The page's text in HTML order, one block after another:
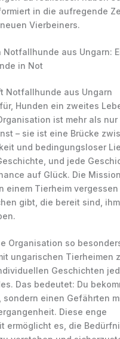
in die aufregende
Vierbeiners.
Notfallhunde aus Ungarn:
in Not
Notfallhunde aus Ungarn
Hunden ein zweites
ist mehr als nur
– sie ist eine Brücke
und bedingungsloser
und jede
auf Glück. Die
einem Tierheim vergessen
gibt, die bereit sind,
Organisation so
ungarischen Tierheimen
Geschichten
Das bedeutet: Du
sondern einen Gefährten
Diese enge
ermöglicht es, die